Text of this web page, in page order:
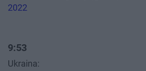
2022
9:53
Ukraina: